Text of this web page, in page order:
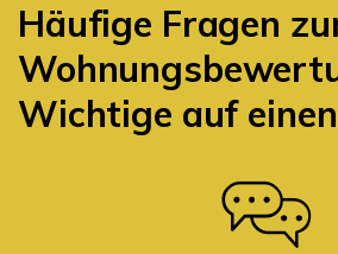
Häufige Fragen
Wichtige auf